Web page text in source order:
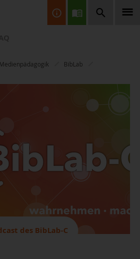
CDs & DVDs, Spiele, BluRays,
JETZT FINDEN
BibLab
des BibLab-C